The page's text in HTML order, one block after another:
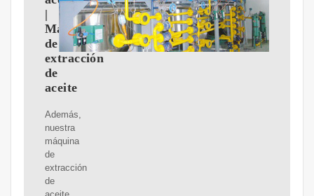
|
Máquina
de
extracción
de
aceite
Además,
nuestra
máquina
de
extracción
de